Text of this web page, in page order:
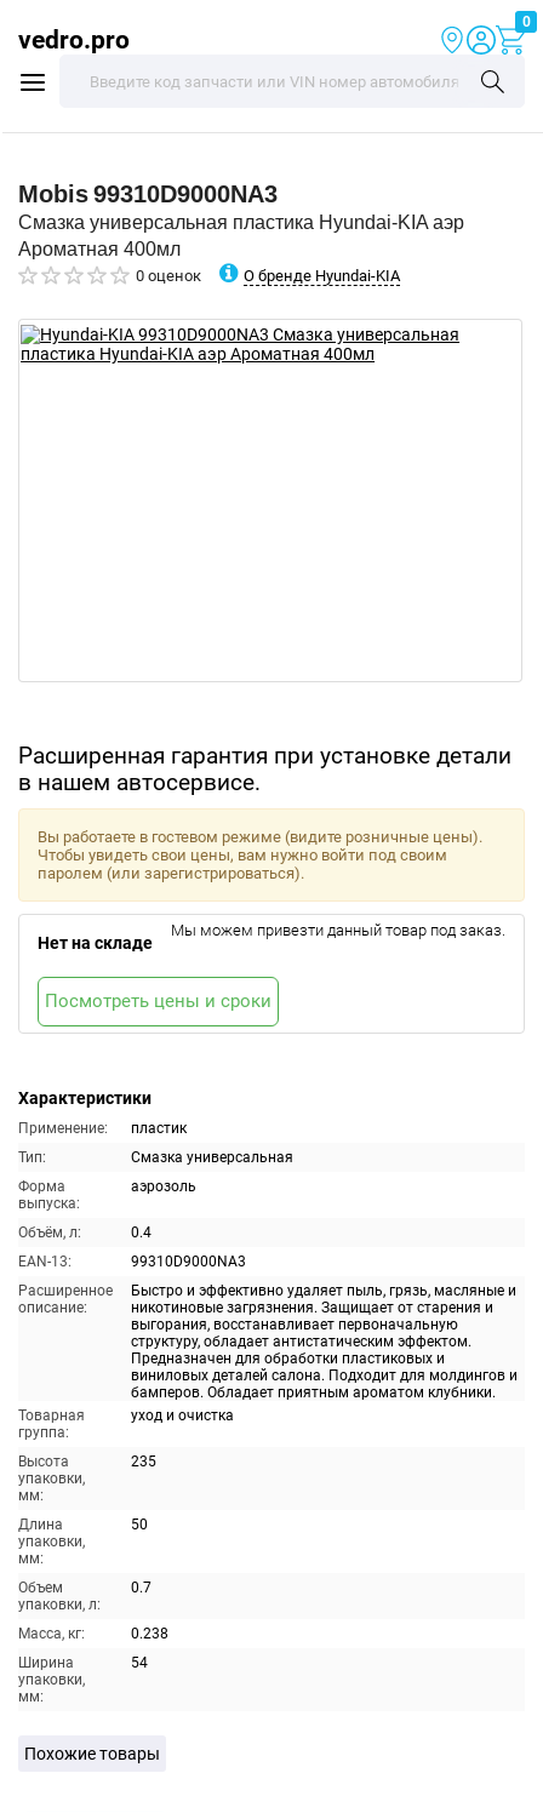
vedro.pro
0
Mobis99310D9000NA3
Смазка универсальная пластика Hyundai-KIA аэр
Ароматная 400мл
0 оценок О бренде Hyundai-KIA
Расширенная гарантия при установке детали
в нашем автосервисе.
Характеристики
Применение:
пластик
Тип:
Смазка универсальная
Форма
выпуска:
аэрозоль
Объём, л:
0.4
EAN-13:
99310D9000NA3
Расширенное
описание:
Быстро и эффективно удаляет пыль, грязь, масляные и
никотиновые загрязнения. Защищает от старения и
выгорания, восстанавливает первоначальную
структуру, обладает антистатическим эффектом.
Предназначен для обработки пластиковых и
виниловых деталей салона. Подходит для молдингов и
бамперов. Обладает приятным ароматом клубники.
Товарная
группа:
уход и очистка
Высота
упаковки,
мм:
235
Длина
упаковки,
мм:
50
Объем
упаковки, л:
0.7
Масса, кг:
0.238
Ширина
упаковки,
мм:
54
Вы работаете в гостевом режиме (видите розничные цены).
Чтобы увидеть свои цены, вам нужно войти под своим
паролем (или зарегистрироваться).
Нет на складе
Мы можем привезти данный товар под заказ.
Посмотреть цены и сроки
Похожие товары